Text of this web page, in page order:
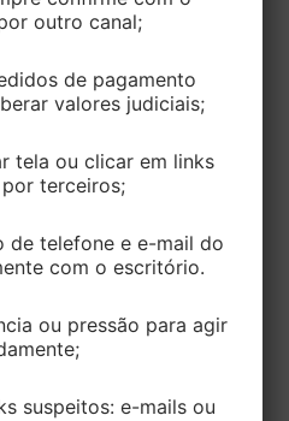
da NR-01 é
para 26 de maio
outro canal;
de pagamento
valores judiciais;
tela ou clicar em links
terceiros;
de telefone e e-mail do
com o escritório.
ou pressão para agir
suspeitos: e-mails ou